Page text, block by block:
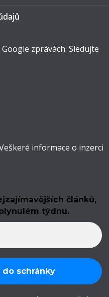
Google zprávách. Sledujte
informace o inzerci
článků,
týdnu.